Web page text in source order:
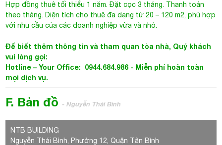
Hợp đồng thuê tối thiểu 1 năm. Đặt cọc 3 tháng. Thanh toán
theo tháng. Diện tích cho thuê đa dạng từ 20 – 120 m2, phù hợp
với nhu cầu của các doanh nghiệp vừa và nhỏ.
Để biết thêm thông tin và tham quan tòa nhà, Quý khách
vui lòng gọi:
Hotline – Your Office: 0944.684.986 - Miễn phí hoàn toàn
mọi dịch vụ.
F. Bản đồ- Nguyễn Thái Bình
NTB BUILDING
Nguyễn Thái Bình, Phường 12, Quận Tân Bình